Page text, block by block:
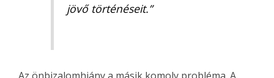
jövő történéseit.”